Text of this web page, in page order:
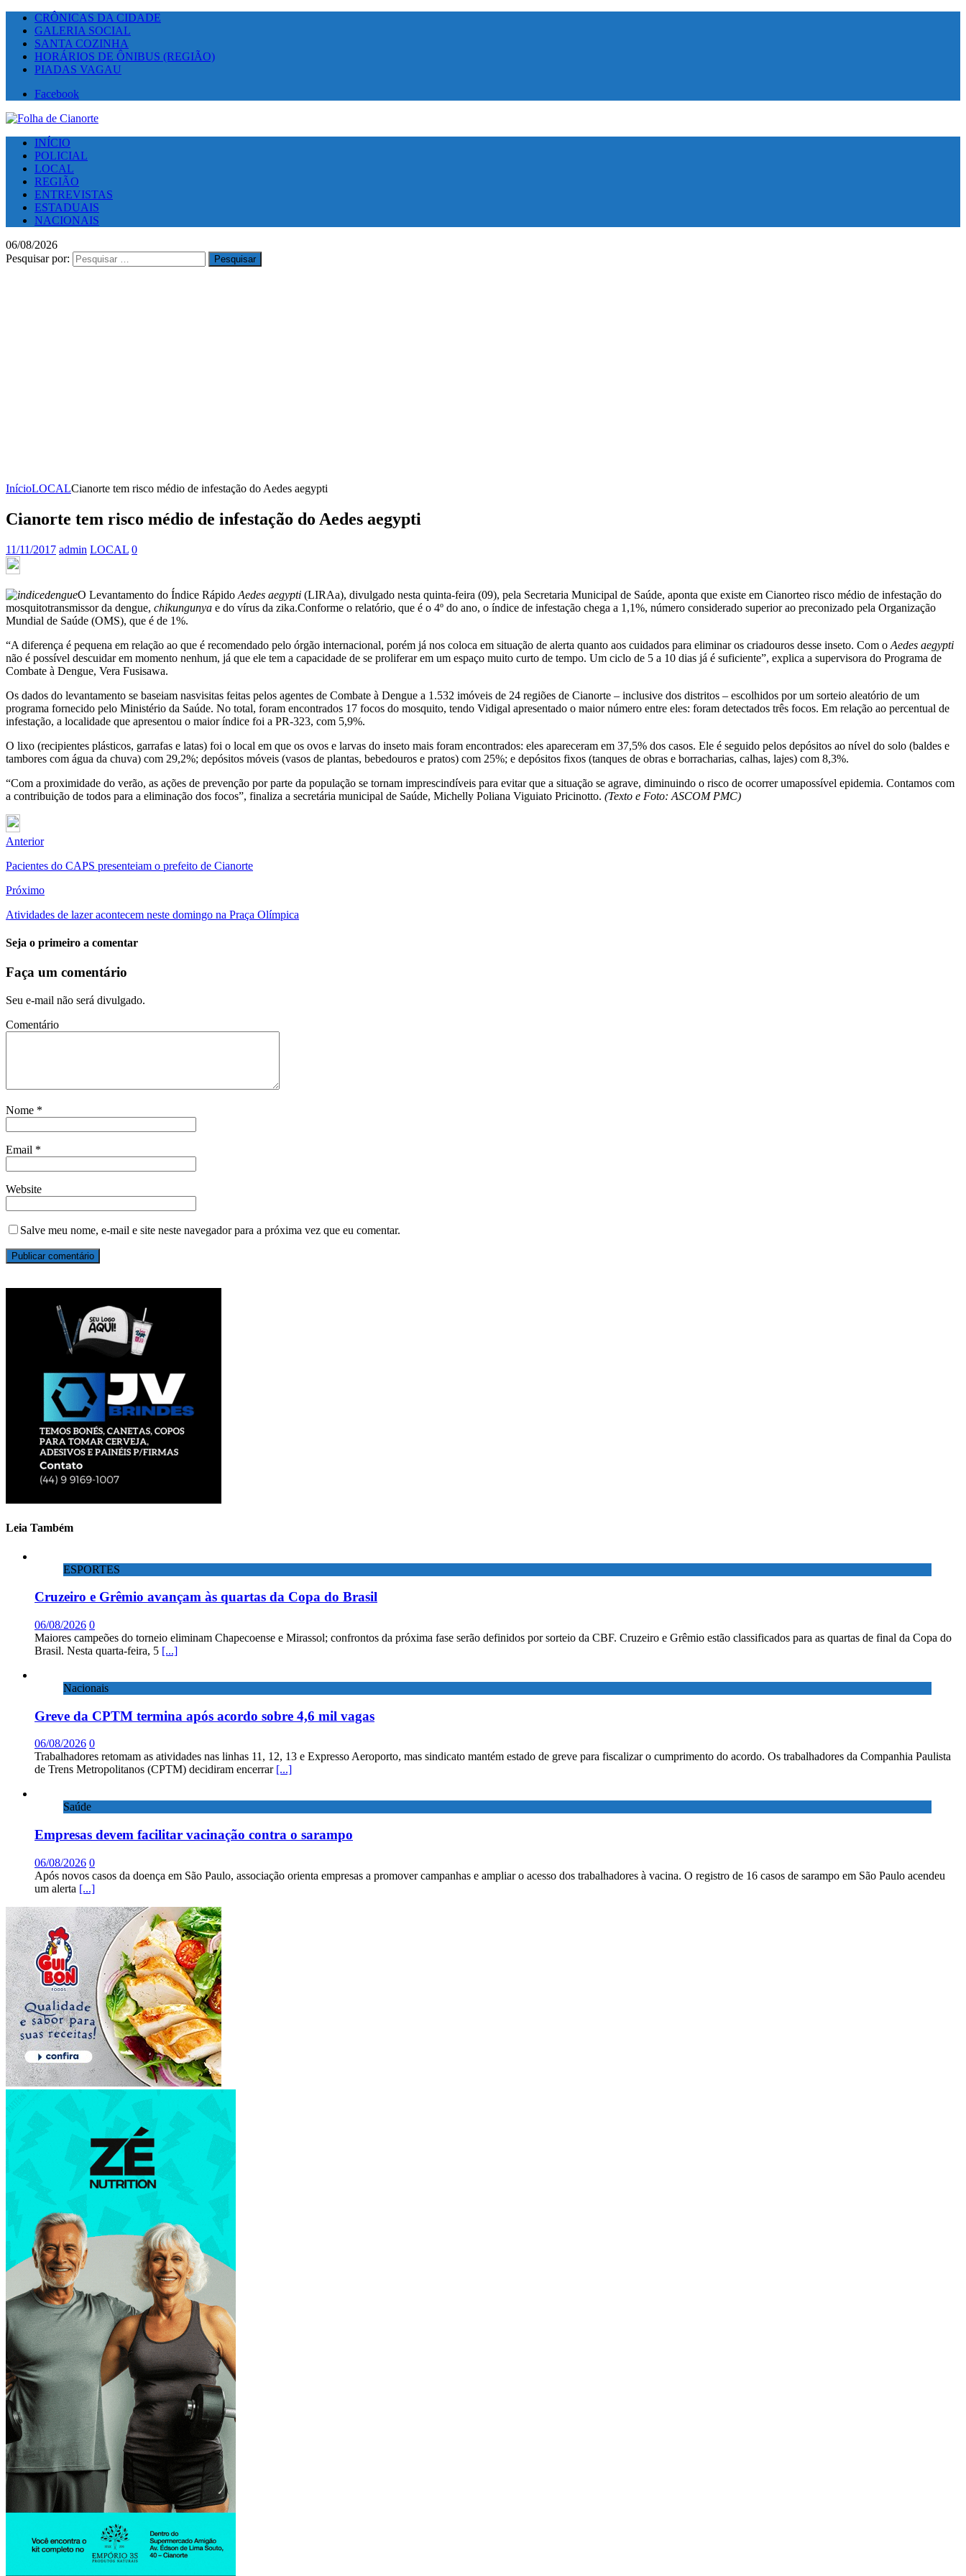
CRÔNICAS DA CIDADE
GALERIA SOCIAL
SANTA COZINHA
HORÁRIOS DE ÔNIBUS (REGIÃO)
PIADAS VAGAU
Facebook
INÍCIO
POLICIAL
LOCAL
REGIÃO
ENTREVISTAS
ESTADUAIS
NACIONAIS
06/08/2026
Pesquisar por:
InícioLOCALCianorte tem risco médio de infestação do Aedes aegypti
Cianorte tem risco médio de infestação do Aedes aegypti
11/11/2017 admin LOCAL 0
O Levantamento do Índice Rápido Aedes aegypti (LIRAa), divulgado nesta quinta-feira (09), pela Secretaria Municipal de Saúde, aponta que existe em Cianorteo risco médio de infestação do
mosquitotransmissor da dengue, chikungunya e do vírus da zika.Conforme o relatório, que é o 4º do ano, o índice de infestação chega a 1,1%, número considerado superior ao preconizado pela Organização
Mundial de Saúde (OMS), que é de 1%.
“A diferença é pequena em relação ao que é recomendado pelo órgão internacional, porém já nos coloca em situação de alerta quanto aos cuidados para eliminar os criadouros desse inseto. Com o Aedes aegypti
não é possível descuidar em momento nenhum, já que ele tem a capacidade de se proliferar em um espaço muito curto de tempo. Um ciclo de 5 a 10 dias já é suficiente”, explica a supervisora do Programa de
Combate à Dengue, Vera Fusisawa.
Os dados do levantamento se baseiam nasvisitas feitas pelos agentes de Combate à Dengue a 1.532 imóveis de 24 regiões de Cianorte – inclusive dos distritos – escolhidos por um sorteio aleatório de um
programa fornecido pelo Ministério da Saúde. No total, foram encontrados 17 focos do mosquito, tendo Vidigal apresentado o maior número entre eles: foram detectados três focos. Em relação ao percentual de
infestação, a localidade que apresentou o maior índice foi a PR-323, com 5,9%.
O lixo (recipientes plásticos, garrafas e latas) foi o local em que os ovos e larvas do inseto mais foram encontrados: eles apareceram em 37,5% dos casos. Ele é seguido pelos depósitos ao nível do solo (baldes e
tambores com água da chuva) com 29,2%; depósitos móveis (vasos de plantas, bebedouros e pratos) com 25%; e depósitos fixos (tanques de obras e borracharias, calhas, lajes) com 8,3%.
“Com a proximidade do verão, as ações de prevenção por parte da população se tornam imprescindíveis para evitar que a situação se agrave, diminuindo o risco de ocorrer umapossível epidemia. Contamos com
a contribuição de todos para a eliminação dos focos”, finaliza a secretária municipal de Saúde, Michelly Poliana Viguiato Pricinotto. (Texto e Foto: ASCOM PMC)
Anterior
Pacientes do CAPS presenteiam o prefeito de Cianorte
Próximo
Atividades de lazer acontecem neste domingo na Praça Olímpica
Seja o primeiro a comentar
Faça um comentário
Seu e-mail não será divulgado.
Comentário
Nome *
Email *
Website
Salve meu nome, e-mail e site neste navegador para a próxima vez que eu comentar.
Leia Também
ESPORTES
Cruzeiro e Grêmio avançam às quartas da Copa do Brasil
06/08/2026 0
Maiores campeões do torneio eliminam Chapecoense e Mirassol; confrontos da próxima fase serão definidos por sorteio da CBF. Cruzeiro e Grêmio estão classificados para as quartas de final da Copa do
Brasil. Nesta quarta-feira, 5 [...]
Nacionais
Greve da CPTM termina após acordo sobre 4,6 mil vagas
06/08/2026 0
Trabalhadores retomam as atividades nas linhas 11, 12, 13 e Expresso Aeroporto, mas sindicato mantém estado de greve para fiscalizar o cumprimento do acordo. Os trabalhadores da Companhia Paulista
de Trens Metropolitanos (CPTM) decidiram encerrar [...]
Saúde
Empresas devem facilitar vacinação contra o sarampo
06/08/2026 0
Após novos casos da doença em São Paulo, associação orienta empresas a promover campanhas e ampliar o acesso dos trabalhadores à vacina. O registro de 16 casos de sarampo em São Paulo acendeu
um alerta [...]